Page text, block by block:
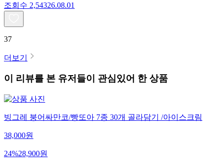
조회수 2,54326.08.01
37
더보기
이 리뷰를 본 유저들이 관심있어 한 상품
빙그레 붕어싸만코/빵또아 7종 30개 골라담기 /아이스크림
38,000원
24%28,900원